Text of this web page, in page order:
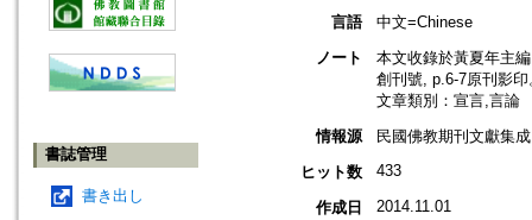
書誌管理
書き出し
言語
中文=Chinese
ノート
本文收錄於黃夏年主
創刊號, p.6-7原刊影印
文章類別：宣言,言論
情報源
民國佛教期刊文獻集
ヒット数
433
作成日 2014.11.01